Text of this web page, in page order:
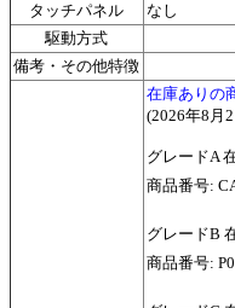
タッチパネル
なし
駆動方式
備考・その他特徴
在庫ありの
(2026年8月
グレードA
商品番号:
グレードB
商品番号: